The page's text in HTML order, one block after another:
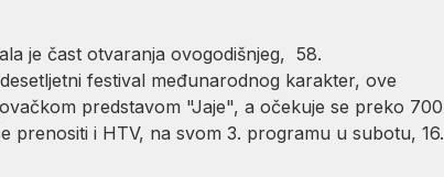
je čast otvaranja ovogodišnjeg, 58.
festival međunarodnog karakter, ove
predstavom "Jaje", a očekuje se preko 700
prenositi i HTV, na svom 3. programu u subotu, 16.